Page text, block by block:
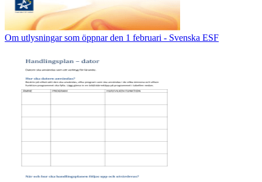
Om utlysningar som öppnar den 1 februari - Svenska ESF